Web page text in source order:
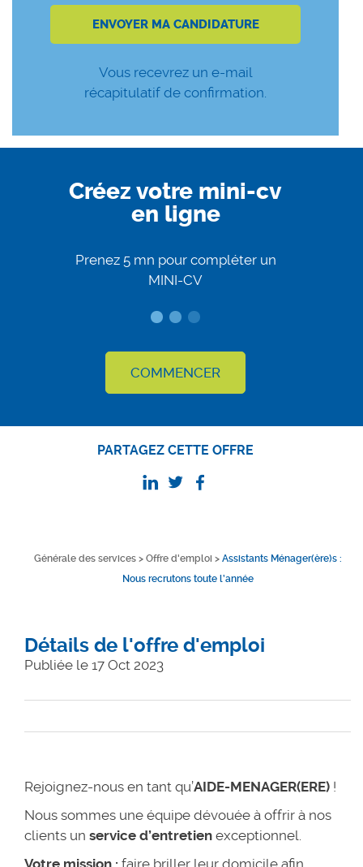
Vous recevrez un e-mail
récapitulatif de confirmation.
Créez votre mini-cv
en ligne
Prenez 5 mn pour compléter un
MINI-CV
COMMENCER
PARTAGEZ CETTE OFFRE
Générale des services> Offre d'emploi > Assistants Ménager(ère)s :
Nous recrutons toute l’année
Détails de l'offre d'emploi
Publiée le 17 Oct 2023
Rejoignez-nous en tant qu’AIDE-MENAGER(ERE) !
Nous sommes une équipe dévouée à offrir à nos
clients un service d’entretien exceptionnel.
Votre mission : faire briller leur domicile afin